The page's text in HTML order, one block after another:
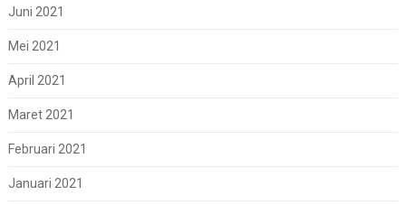
Juni 2021
Mei 2021
April 2021
Maret 2021
Februari 2021
Januari 2021